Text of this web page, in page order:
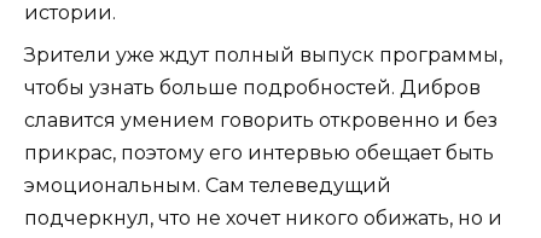
истории.
Зрители уже ждут полный выпуск программы,
чтобы узнать больше подробностей. Дибров
славится умением говорить откровенно и без
прикрас, поэтому его интервью обещает быть
эмоциональным. Сам телеведущий
подчеркнул, что не хочет никого обижать, но и